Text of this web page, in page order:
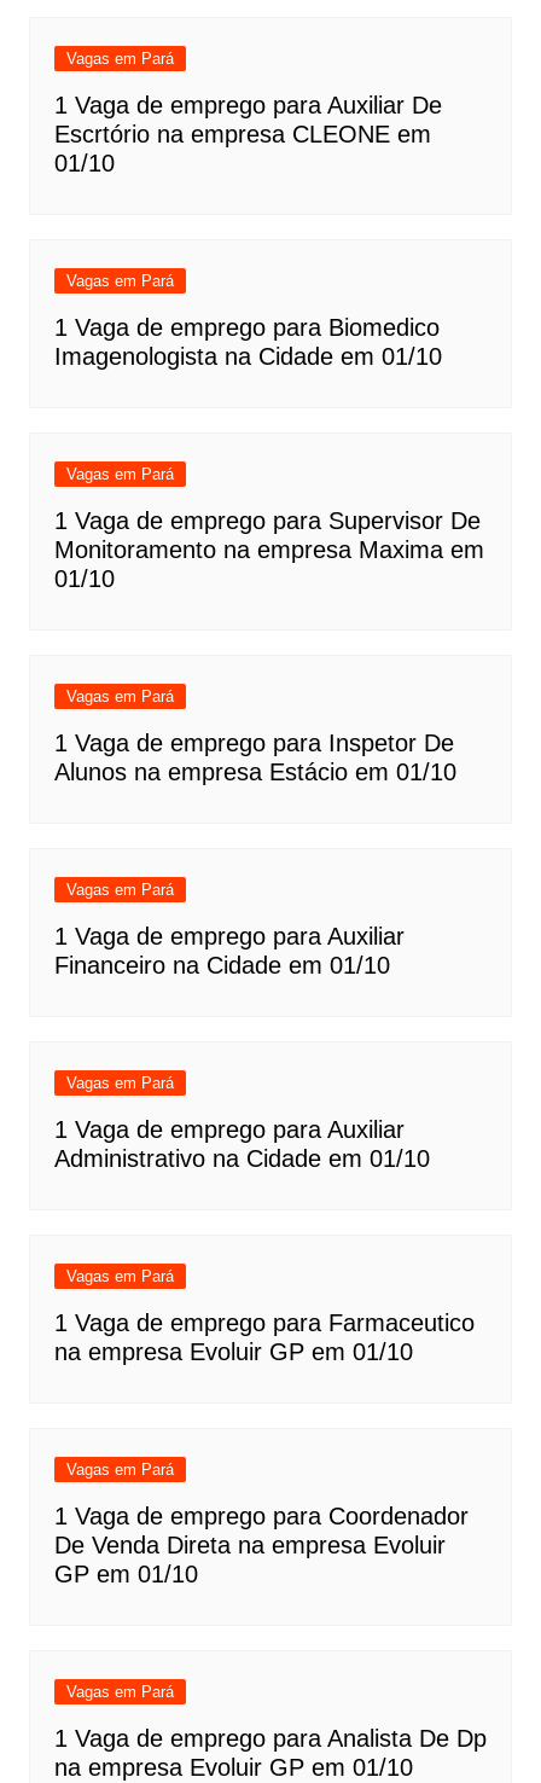
Vagas em Pará
1 Vaga de emprego para Auxiliar De
Escrtório na empresa CLEONE em
01/10
Vagas em Pará
1 Vaga de emprego para Biomedico
Imagenologista na Cidade em 01/10
Vagas em Pará
1 Vaga de emprego para Supervisor De
Monitoramento na empresa Maxima em
01/10
Vagas em Pará
1 Vaga de emprego para Inspetor De
Alunos na empresa Estácio em 01/10
Vagas em Pará
1 Vaga de emprego para Auxiliar
Financeiro na Cidade em 01/10
Vagas em Pará
1 Vaga de emprego para Auxiliar
Administrativo na Cidade em 01/10
Vagas em Pará
1 Vaga de emprego para Farmaceutico
na empresa Evoluir GP em 01/10
Vagas em Pará
1 Vaga de emprego para Coordenador
De Venda Direta na empresa Evoluir
GP em 01/10
Vagas em Pará
1 Vaga de emprego para Analista De Dp
na empresa Evoluir GP em 01/10